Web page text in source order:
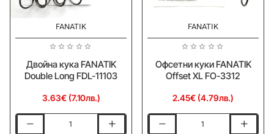
FANATIK
Двойна кука FANATIK
Double Long FDL-11103
3.63€ (7.10лв.)
FANATIK
Офсетни куки FANATIK
Offset XL FO-3312
2.45€ (4.79лв.)